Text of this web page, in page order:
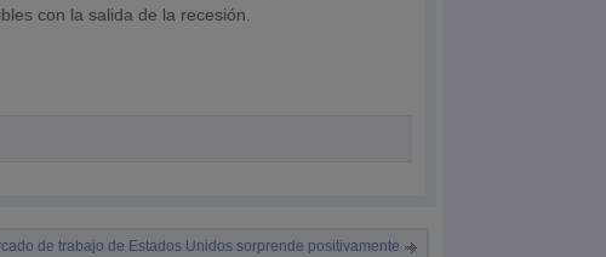
con la salida de la recesión.
de trabajo de Estados Unidos sorprende positivamente